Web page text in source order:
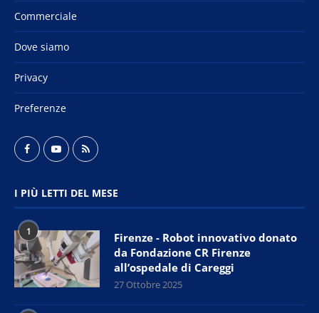
Commerciale
Dove siamo
Privacy
Preferenze
I PIÙ LETTI DEL MESE
1
Firenze - Robot innovativo donato
da Fondazione CR Firenze
all’ospedale di Careggi
27 Ottobre 2025